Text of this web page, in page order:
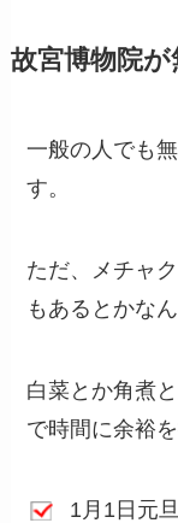
故宮博物院が
一般の人でも
す。
ただ、メチャ
もあるとかなん
白菜とか角煮
で時間に余裕
1月1日元旦